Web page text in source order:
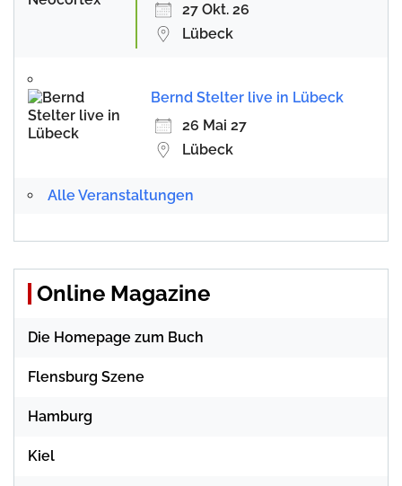
27 Okt. 26
Lübeck
Bernd Stelter live in Lübeck
26 Mai 27
Lübeck
Alle Veranstaltungen
Online Magazine
Die Homepage zum Buch
Flensburg Szene
Hamburg
Kiel